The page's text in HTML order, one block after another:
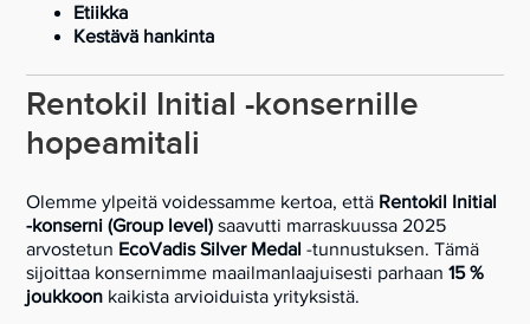
Etiikka
Kestävä hankinta
Rentokil Initial -konsernille
hopeamitali
Olemme ylpeitä voidessamme kertoa, että Rentokil Initial
-konserni (Group level) saavutti marraskuussa 2025
arvostetun EcoVadis Silver Medal -tunnustuksen. Tämä
sijoittaa konsernimme maailmanlaajuisesti parhaan15 %
joukkoon kaikista arvioiduista yrityksistä.